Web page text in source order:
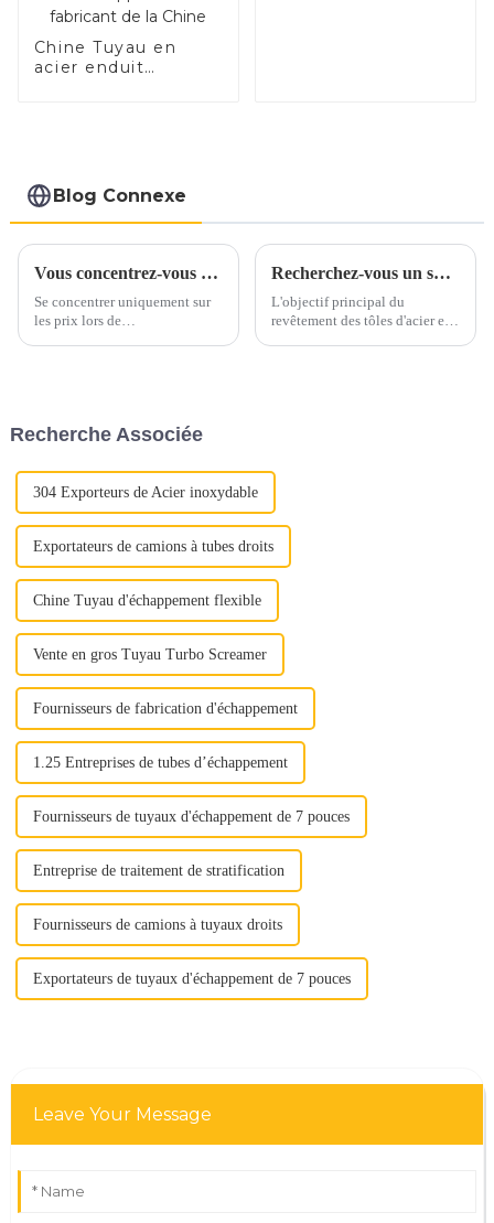
Chine Tuyau en
acier enduit
fabricant de la
Chine
Blog Connexe
Vous concentrez-vous uniquement sur les prix lorsque vous vous approvisionnez en acier inoxydable ?
Se concentrer uniquement sur
les prix lors de
de valeur complète de l'acier
qualité »
Recherchez-vous un substitut à l’acier inoxydable et à l’aluminium ?
L'objectif principal du
revêtement des tôles d'acier est
Recherche Associée
304 Exporteurs de Acier inoxydable
Exportateurs de camions à tubes droits
Chine Tuyau d'échappement flexible
Vente en gros Tuyau Turbo Screamer
Fournisseurs de fabrication d'échappement
1.25 Entreprises de tubes d’échappement
Fournisseurs de tuyaux d'échappement de 7 pouces
Entreprise de traitement de stratification
Fournisseurs de camions à tuyaux droits
Exportateurs de tuyaux d'échappement de 7 pouces
Leave Your Message